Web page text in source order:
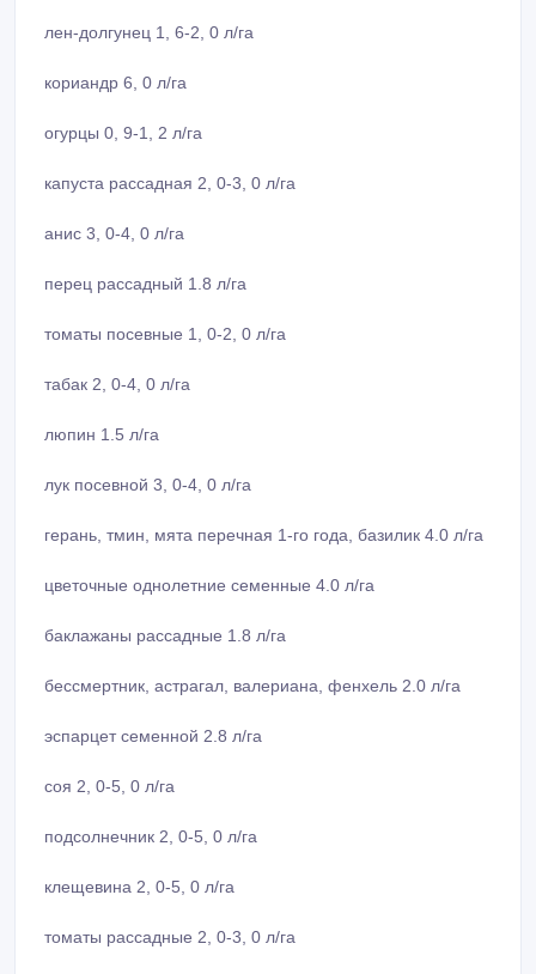
лен-долгунец 1, 6-2, 0 л/га
кориандр 6, 0 л/га
огурцы 0, 9-1, 2 л/га
капуста рассадная 2, 0-3, 0 л/га
анис 3, 0-4, 0 л/га
перец рассадный 1.8 л/га
томаты посевные 1, 0-2, 0 л/га
табак 2, 0-4, 0 л/га
люпин 1.5 л/га
лук посевной 3, 0-4, 0 л/га
герань, тмин, мята перечная 1-го года, базилик 4.0 л/га
цветочные однолетние семенные 4.0 л/га
баклажаны рассадные 1.8 л/га
бессмертник, астрагал, валериана, фенхель 2.0 л/га
эспарцет семенной 2.8 л/га
соя 2, 0-5, 0 л/га
подсолнечник 2, 0-5, 0 л/га
клещевина 2, 0-5, 0 л/га
томаты рассадные 2, 0-3, 0 л/га